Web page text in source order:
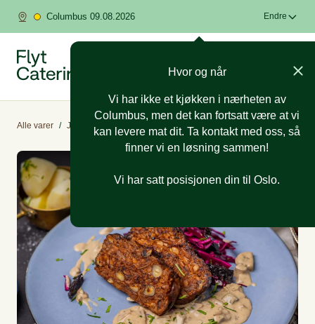
Columbus 09.08.2026 Endre
Hvor og når
Vi har ikke et kjøkken i nærheten av
Columbus, men det kan fortsatt være at vi
kan levere mat dit. Ta kontakt med oss, så
finner vi en løsning sammen!
Vi har satt posisjonen din til Oslo.
Alle varer / Julemeny 2026 Julemiddager